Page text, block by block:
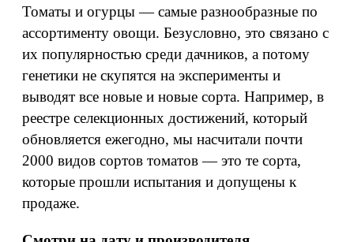
Томаты и огурцы — самые разнообразные по
ассортименту овощи. Безусловно, это связано с
их популярностью среди дачников, а потому
генетики не скупятся на эксперименты и
выводят все новые и новые сорта. Например, в
реестре селекционных достижений, который
обновляется ежегодно, мы насчитали почти
2000 видов сортов томатов — это те сорта,
которые прошли испытания и допущены к
продаже.